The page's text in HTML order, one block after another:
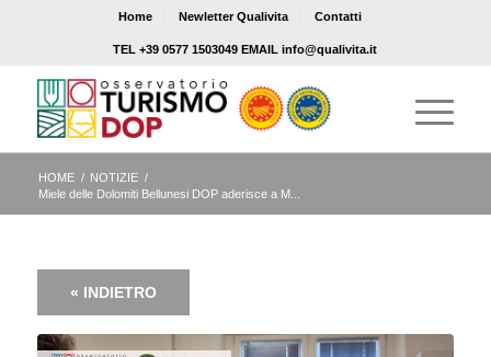
Home Newletter Qualivita Contatti
TEL +39 0577 1503049 EMAIL info@qualivita.it
HOME / NOTIZIE /
Miele delle Dolomiti Bellunesi DOP aderisce a M...
« INDIETRO